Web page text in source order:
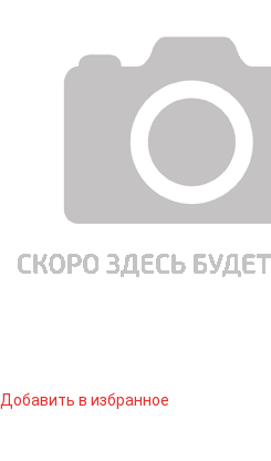
Добавить в избранное